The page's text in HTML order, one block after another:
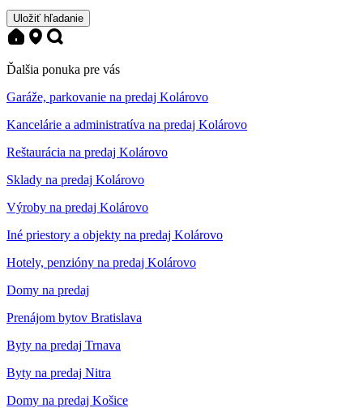
Uložiť hľadanie
Ďalšia ponuka pre vás
Garáže, parkovanie na predaj Kolárovo
Kancelárie a administratíva na predaj Kolárovo
Reštaurácia na predaj Kolárovo
Sklady na predaj Kolárovo
Výroby na predaj Kolárovo
Iné priestory a objekty na predaj Kolárovo
Hotely, penzióny na predaj Kolárovo
Domy na predaj
Prenájom bytov Bratislava
Byty na predaj Trnava
Byty na predaj Nitra
Domy na predaj Košice